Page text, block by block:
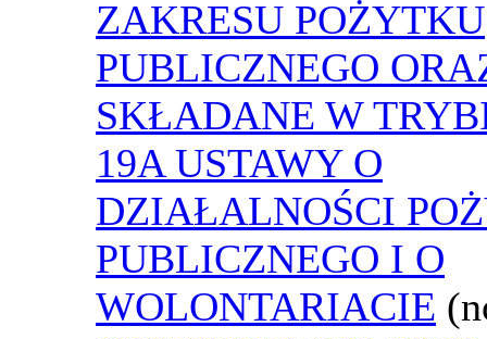
ZAKRESU POŻYTKU
PUBLICZNEGO
SKŁADANE W
19A USTAWY O
DZIAŁALNOŚCI
PUBLICZNEGO I O
WOLONTARIACIE